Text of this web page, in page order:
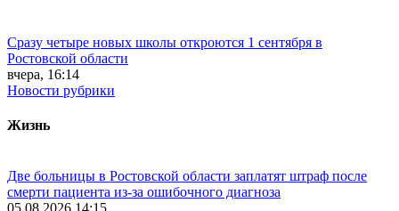
Сразу четыре новых школы откроются 1 сентября в
Ростовской области
вчера, 16:14
Новости рубрики
Жизнь
Две больницы в Ростовской области заплатят штраф после
смерти пациента из-за ошибочного диагноза
05.08.2026 14:15